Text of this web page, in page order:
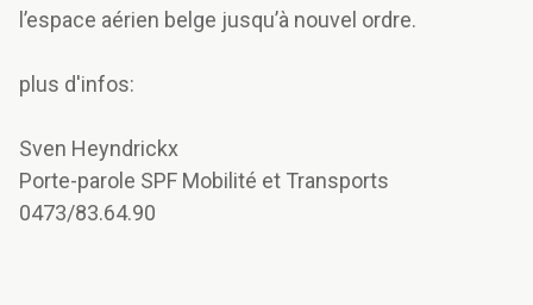
l’espace aérien belge jusqu’à nouvel ordre.
plus d'infos:
Sven Heyndrickx
Porte-parole SPF Mobilité et Transports
0473/83.64.90